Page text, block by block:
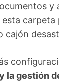
y
esta
cajón
la gestión